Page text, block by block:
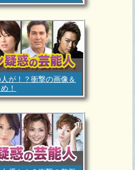
が！？衝撃の画像＆
！